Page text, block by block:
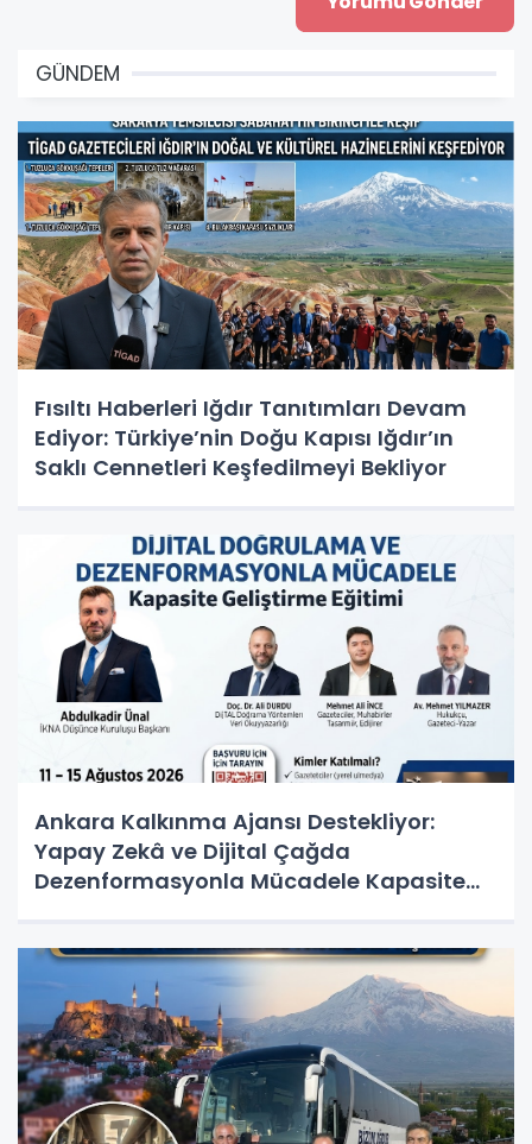
GÜNDEM
Fısıltı Haberleri Iğdır Tanıtımları Devam
Ediyor: Türkiye’nin Doğu Kapısı Iğdır’ın
Saklı Cennetleri Keşfedilmeyi Bekliyor
Ankara Kalkınma Ajansı Destekliyor:
Yapay Zekâ ve Dijital Çağda
Dezenformasyonla Mücadele Kapasite